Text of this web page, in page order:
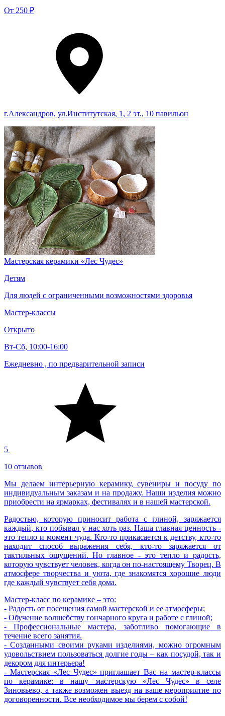
От 250 ₽
г.Александров, ул.Институтская, 1, 2 эт., 10 павильон
Мастерская керамики «Лес Чудес»
Детям
Для людей с ограниченными возможностями здоровья
Мастер-классы
Открыто
Вт-Сб, 10:00-16:00
Ежедневно , по предварительной записи
5
10 отзывов
Мы делаем интерьерную керамику, сувениры и посуду по
индивидуальным заказам и на продажу. Наши изделия можно
приобрести на ярмарках, фестивалях и в нашей мастерской.
Радостью, которую приносит работа с глиной, заряжается
каждый, кто побывал у нас хоть раз. Наша главная ценность -
это тепло и момент чуда. Кто-то прикасается к детству, кто-то
находит способ выражения себя, кто-то заряжается от
тактильных ощущений. Но главное - это тепло и радость,
которую чувствует человек, когда он по-настоящему Творец. В
атмосфере творчества и уюта, где знакомятся хорошие люди
где каждый чувствует себя дома.
Мастер-класс по керамике – это:
- Радость от посещения самой мастерской и ее атмосферы;
- Обучение волшебству гончарного круга и работе с глиной;
- Профессиональные мастера, заботливо помогающие в
течение всего занятия.
- Созданными своими руками изделиями, можно огромным
удовольствием пользоваться долгие годы – как посудой, так и
декором для интерьера!
- Мастерская «Лес Чудес» приглашает Вас на мастер-классы
по керамике: в нашу мастерскую «Лес Чудес» в селе
Зиновьево, а также возможен выезд на ваше мероприятие по
договоренности. Все необходимое мы берем с собой!